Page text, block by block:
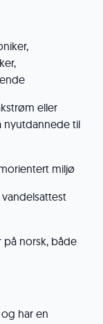
eller
nyutdannede til
miljø
på norsk, både
har en